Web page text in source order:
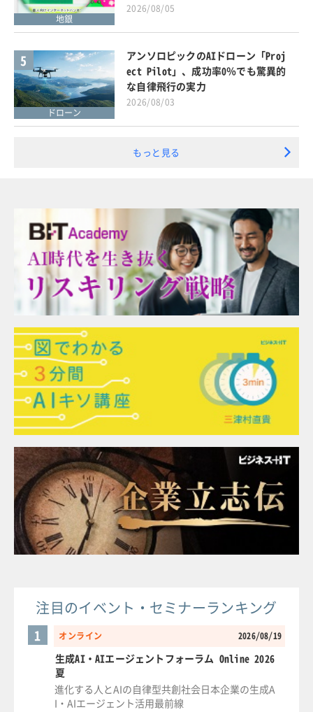
地銀
2026/08/05
5
ドローン
アンソロピックのAIドローン「Proj
ect Pilot」、成功率0％でも驚異的
な自律飛行の実力
2026/08/03
もっと見る
注目のイベント・セミナーランキング
オンライン 2026/08/19
1
生成AI・AIエージェントフォーラム Online 2026
夏
進化する人とAIの自律型共創社会日本企業の生成A
I・AIエージェント活用最前線